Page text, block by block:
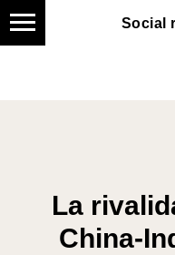
Social
Social
La
China-